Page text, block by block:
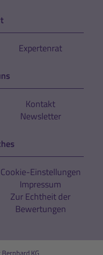
Expertenrat
Kontakt
Newsletter
Cookie-Einstellungen
Impressum
Zur Echtheit der
Bewertungen